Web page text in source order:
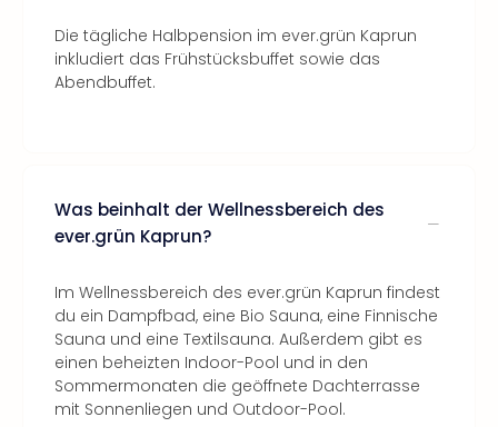
Die tägliche Halbpension im ever.grün Kaprun
inkludiert das Frühstücksbuffet sowie das
Abendbuffet.
Was beinhalt der Wellnessbereich des
ever.grün Kaprun?
Im Wellnessbereich des ever.grün Kaprun findest
du ein Dampfbad, eine Bio Sauna, eine Finnische
Sauna und eine Textilsauna. Außerdem gibt es
einen beheizten Indoor-Pool und in den
Sommermonaten die geöffnete Dachterrasse
mit Sonnenliegen und Outdoor-Pool.